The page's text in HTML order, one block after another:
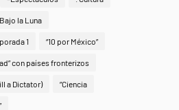
la Luna
1 “10 por México”
con países fronterizos
a Dictator) “Ciencia